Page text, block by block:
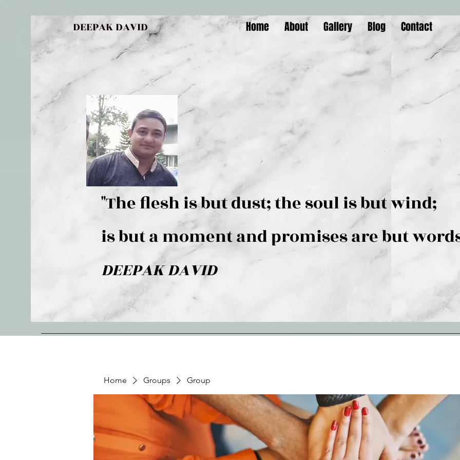
DEEPAK DAVID Home About Gallery Blog Contact
"The flesh is but dust; the
is but a moment and promises are but
DEEPAK DAVID
Home Groups Group